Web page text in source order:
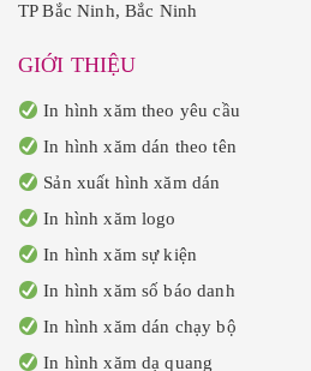
TP Bắc Ninh, Bắc Ninh
GIỚI THIỆU
In hình xăm theo yêu cầu
In hình xăm dán theo tên
Sản xuất hình xăm dán
In hình xăm logo
In hình xăm sự kiện
In hình xăm số báo danh
In hình xăm dán chạy bộ
In hình xăm dạ quang